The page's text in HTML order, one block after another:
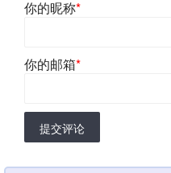
你的昵称*
你的邮箱*
提交评论